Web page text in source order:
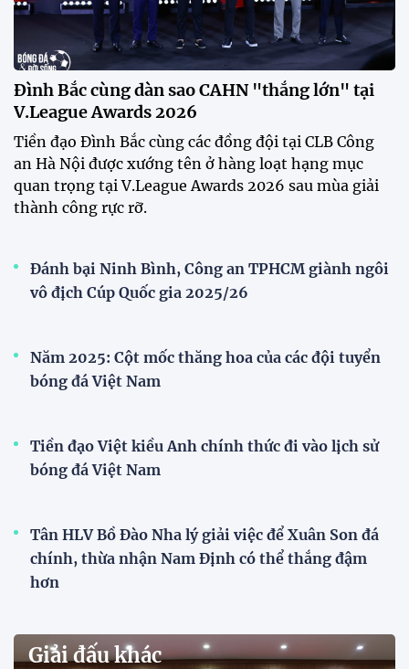
Đình Bắc cùng dàn sao CAHN "thắng lớn" tại
V.League Awards 2026
Tiền đạo Đình Bắc cùng các đồng đội tại CLB Công
an Hà Nội được xướng tên ở hàng loạt hạng mục
quan trọng tại V.League Awards 2026 sau mùa giải
thành công rực rỡ.
Đánh bại Ninh Bình, Công an TPHCM giành ngôi
vô địch Cúp Quốc gia 2025/26
Năm 2025: Cột mốc thăng hoa của các đội tuyển
bóng đá Việt Nam
Tiền đạo Việt kiều Anh chính thức đi vào lịch sử
bóng đá Việt Nam
Tân HLV Bồ Đào Nha lý giải việc để Xuân Son đá
chính, thừa nhận Nam Định có thể thắng đậm
hơn
Giải đấu khác